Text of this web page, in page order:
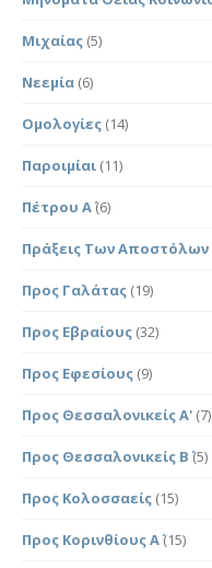
Μιχαίας (5)
Νεεμία (6)
Ομολογίες (14)
Παροιμίαι (11)
Πέτρου Α΄(6)
Πράξεις Των Αποστόλων
Προς Γαλάτας (19)
Προς Εβραίους (32)
Προς Εφεσίους (9)
Προς Θεσσαλονικείς Α' (7)
Προς Θεσσαλονικείς Β΄ (5)
Προς Κολοσσαείς (15)
Προς Κορινθίους Α΄(15)